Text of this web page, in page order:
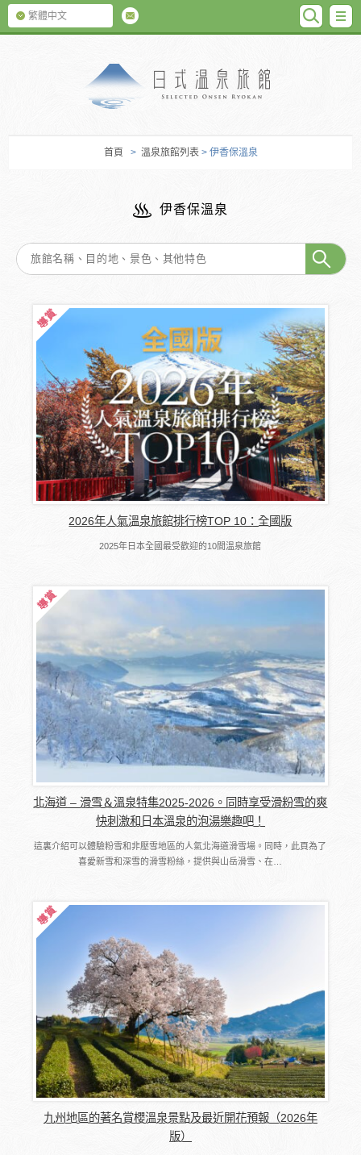
繁體中文
首頁 > 溫泉旅館列表 > 伊香保溫泉
伊香保溫泉
2026年人氣溫泉旅館排行榜TOP 10：全國版
2025年日本全國最受歡迎的10間溫泉旅館
北海道 – 滑雪＆溫泉特集2025-2026。同時享受滑粉雪的爽
快刺激和日本溫泉的泡湯樂趣吧！
這裏介紹可以體驗粉雪和非壓雪地區的人氣北海道滑雪場。同時，此頁為了
喜愛新雪和深雪的滑雪粉絲，提供與山岳滑雪、在…
九州地區的著名賞櫻溫泉景點及最近開花預報（2026年
版）